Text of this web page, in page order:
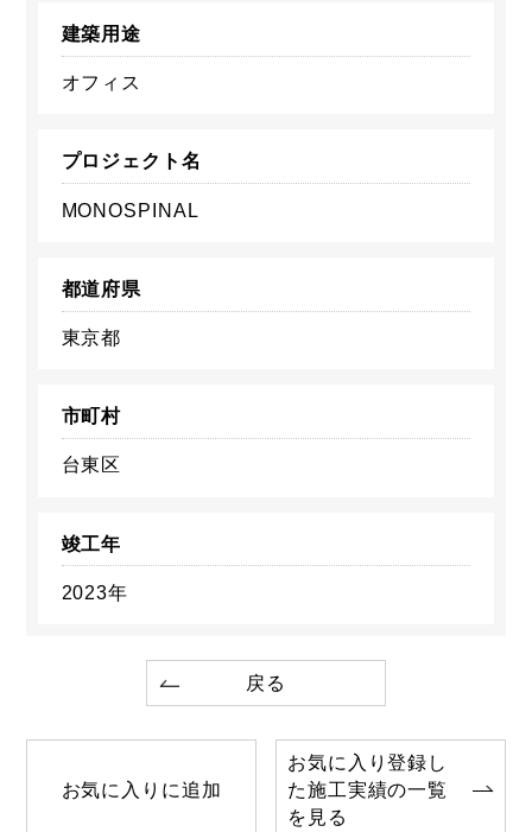
建築用途
オフィス
プロジェクト名
MONOSPINAL
都道府県
東京都
市町村
台東区
竣工年
2023年
戻る
お気に入りに追加
お気に入り登録し
た施工実績の一覧
を見る